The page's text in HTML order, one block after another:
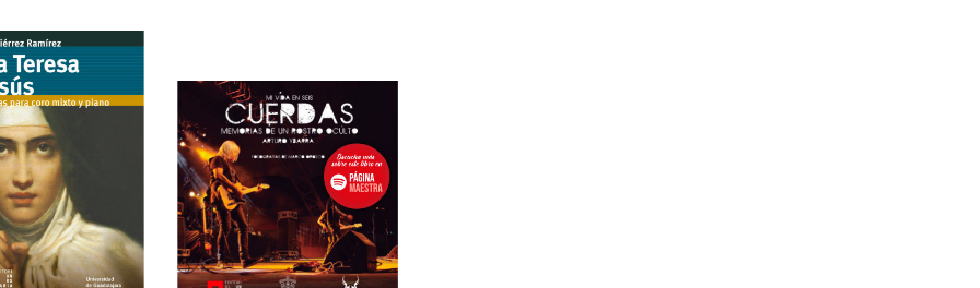
DE OCIO AL AIRE LIBRE
FINANZAS, EMPRESA Y GESTIÓN
Y OCIO FICCIÓN Y TEMAS AFINES